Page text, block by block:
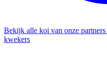
Bekijk alle koi van onze partners
kwekers